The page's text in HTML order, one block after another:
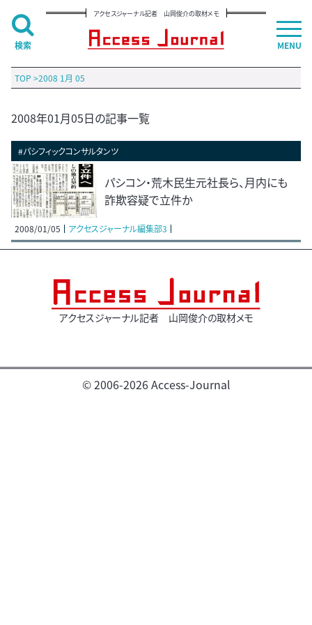
アクセスジャーナル記者 山岡俊介の取材メモ
TOP >2008 1月 05
2008年01月05日の記事一覧
#パシフィックコンサルタンツ
パシコン・荒木民生元社長ら、月内にも
詐欺容疑で立件か
2008/01/05 アクセスジャーナル編集部3
アクセスジャーナル記者 山岡俊介の取材メモ
© 2006-2026 Access-Journal
MENU
検索